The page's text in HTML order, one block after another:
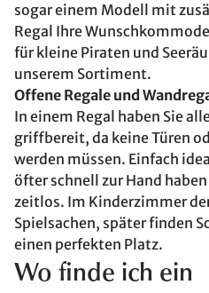
sogar einem Modell mit
Regal Ihre
für kleine Piraten und
unserem Sortiment.
Offene Regale und
In einem Regal haben Sie
griffbereit, da keine Türen
werden müssen. Einfach
öfter schnell zur Hand
zeitlos. Im Kinderzimmer
Spielsachen, später finden
einen perfekten Platz.
Wo finde ich ein